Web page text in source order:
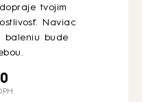
tvojim
Naviac
baleniu bude